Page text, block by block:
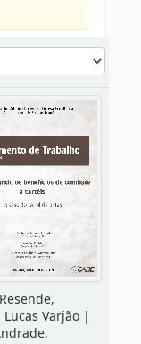
Resende,
Varjão|